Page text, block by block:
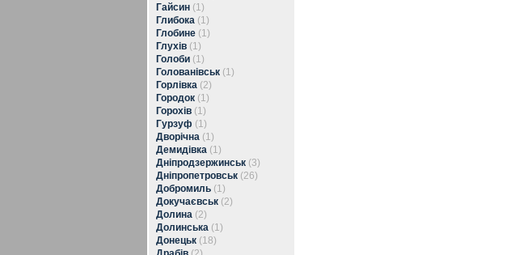
Гайсин (1)
Глибока (1)
Глобине (1)
Глухів (1)
Голоби (1)
Голованівськ (1)
Горлівка (2)
Городок (1)
Горохів (1)
Гурзуф (1)
Дворічна (1)
Демидівка (1)
Дніпродзержинськ (3)
Дніпропетровськ (26)
Добромиль (1)
Докучаєвськ (2)
Долина (2)
Долинська (1)
Донецьк (18)